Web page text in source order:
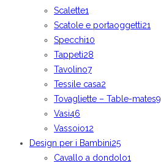
Scalette1
Scatole e portaoggetti21
Specchi10
Tappeti28
Tavolino7
Tessile casa2
Tovagliette – Table-mates9
Vasi46
Vassoio12
Design per i Bambini25
Cavallo a dondolo1